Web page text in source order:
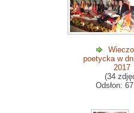
poetycka w
2017
(34
Odsłon: